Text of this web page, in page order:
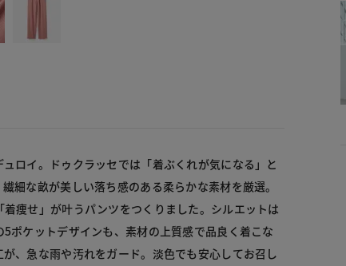
ロイ。ドゥクラッセでは「着ぶくれが気になる」と
細な畝が美しい落ち感のある柔らかな素材を厳選。
痩せ」が叶うパンツをつくりました。シルエットは
ポケットデザインも、素材の上質感で品良く着こな
、急な雨や汚れをガード。淡色でも安心してお召し